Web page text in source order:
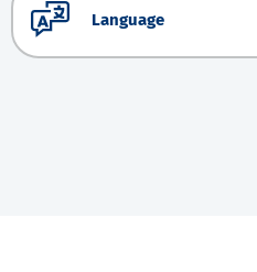
Language